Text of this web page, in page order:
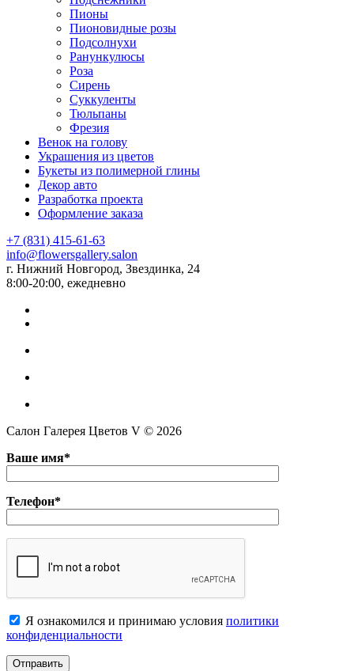
Пионы
Пионовидные розы
Подсолнухи
Ранункулюсы
Роза
Сирень
Суккуленты
Тюльпаны
Фрезия
Венок на голову
Украшения из цветов
Букеты из полимерной глины
Декор авто
Разработка проекта
Оформление заказа
+7 (831) 415-61-63
info@flowersgallery.salon
г. Нижний Новгород, Звездинка, 24
8:00-20:00, ежедневно
Салон Галерея Цветов V © 2026
Ваше имя*
Телефон*
Я ознакомился и принимаю условия политики
конфиденциальноcти